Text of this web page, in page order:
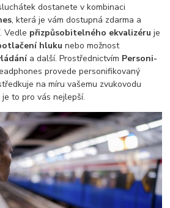
dostanete v kombinaci
, která je vám dostupná zdarma a
Vedle přizpůsobitelného ekvalizéru je
hlukunebo možnost
a další. Prostřednictvím Personi-
provede personifikovaný
na míru vašemu zvukovodu
to pro vás nejlepší.